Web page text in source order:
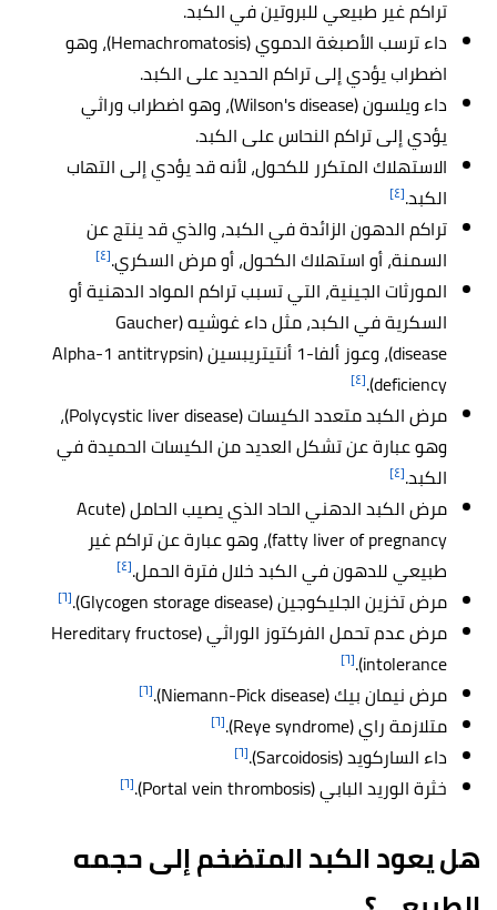
تراكم غير طبيعي للبروتين في الكبد.
داء ترسب الأصبغة الدموي (Hemachromatosis)، وهو
اضطراب يؤدي إلى تراكم الحديد على الكبد.
داء ويلسون (Wilson's disease)، وهو اضطراب وراثي
يؤدي إلى تراكم النحاس على الكبد.
الاستهلاك المتكرر للكحول، لأنه قد يؤدي إلى التهاب
الكبد.[٤]
تراكم الدهون الزائدة في الكبد، والذي قد ينتج عن
السمنة، أو استهلاك الكحول، أو مرض السكري.[٤]
المورثات الجينية، التي تسبب تراكم المواد الدهنية أو
السكرية في الكبد، مثل داء غوشيه (Gaucher
disease)، وعوز ألفا-1 أنتيتريبسين (Alpha-1 antitrypsin
deficiency). [٤]
مرض الكبد متعدد الكيسات (Polycystic liver disease)،
وهو عبارة عن تشكل العديد من الكيسات الحميدة في
الكبد.[٤]
مرض الكبد الدهني الحاد الذي يصيب الحامل (Acute
fatty liver of pregnancy)، وهو عبارة عن تراكم غير
طبيعي للدهون في الكبد خلال فترة الحمل.[٤]
مرض تخزين الجليكوجين (Glycogen storage disease). [٦]
مرض عدم تحمل الفركتوز الوراثي (Hereditary fructose
intolerance). [٦]
مرض نيمان بيك (Niemann-Pick disease). [٦]
متلازمة راي (Reye syndrome). [٦]
داء الساركويد (Sarcoidosis). [٦]
خثرة الوريد البابي (Portal vein thrombosis). [٦]
هل يعود الكبد المتضخم إلى حجمه